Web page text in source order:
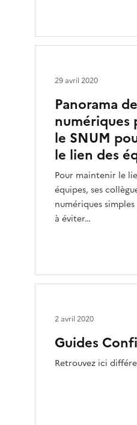
Panorama
numériques
le SNUM
le lien des
Pour maintenir le
équipes, ses
numériques
à éviter…
29 avril 2020
Guides
Retrouvez ici
2 avril 2020